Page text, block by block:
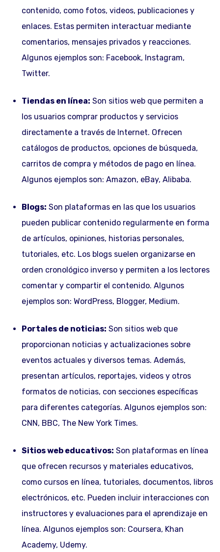
contenido, como fotos, videos, publicaciones y
enlaces. Estas permiten interactuar mediante
comentarios, mensajes privados y reacciones.
Algunos ejemplos son: Facebook, Instagram,
Twitter.
Tiendas en línea: Son sitios web que permiten a
los usuarios comprar productos y servicios
directamente a través de Internet. Ofrecen
catálogos de productos, opciones de búsqueda,
carritos de compra y métodos de pago en línea.
Algunos ejemplos son: Amazon, eBay, Alibaba.
Blogs: Son plataformas en las que los usuarios
pueden publicar contenido regularmente en forma
de artículos, opiniones, historias personales,
tutoriales, etc. Los blogs suelen organizarse en
orden cronológico inverso y permiten a los lectores
comentar y compartir el contenido. Algunos
ejemplos son: WordPress, Blogger, Medium.
Portales de noticias: Son sitios web que
proporcionan noticias y actualizaciones sobre
eventos actuales y diversos temas. Además,
presentan artículos, reportajes, videos y otros
formatos de noticias, con secciones específicas
para diferentes categorías. Algunos ejemplos son:
CNN, BBC, The New York Times.
Sitios web educativos: Son plataformas en línea
que ofrecen recursos y materiales educativos,
como cursos en línea, tutoriales, documentos, libros
electrónicos, etc. Pueden incluir interacciones con
instructores y evaluaciones para el aprendizaje en
línea. Algunos ejemplos son: Coursera, Khan
Academy, Udemy.